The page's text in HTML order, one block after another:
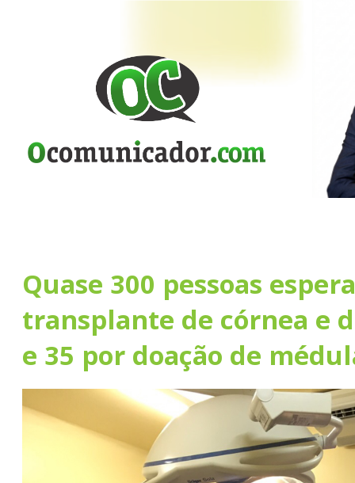
Quase 300 pessoas
transplante de córnea e
e 35 por doação de